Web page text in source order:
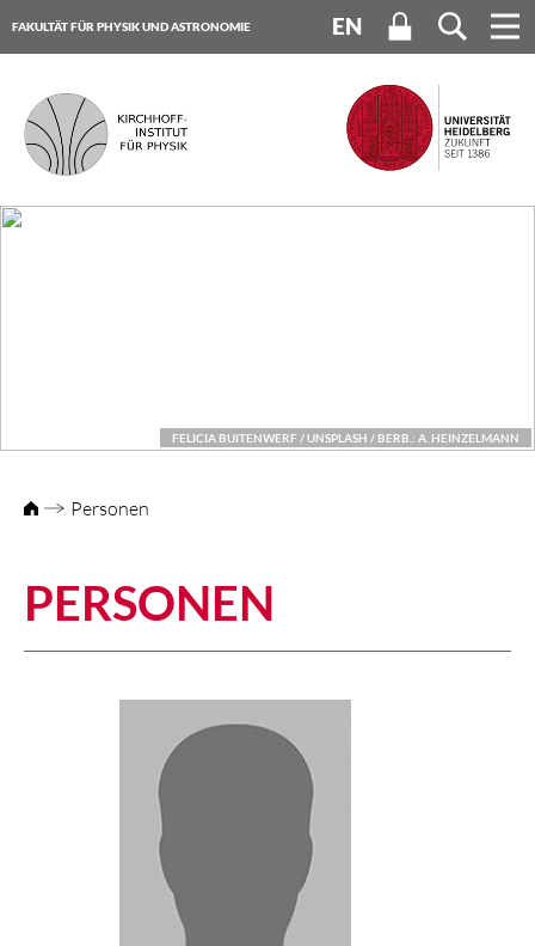
FAKULTÄT FÜR PHYSIK UND ASTRONOMIE EN
FELICIA BUITENWERF / UNSPLASH / BERB.: A. HEINZELMANN
Personen
PERSONEN